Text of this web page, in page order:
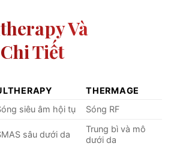
Và
Tiết
THERMAGE
siêu âm hội tụ Sóng RF
sâu dưới da
Trung bì và mô
dưới da